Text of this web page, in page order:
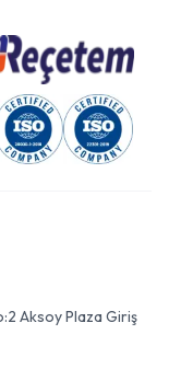
Aksoy Plaza Giriş